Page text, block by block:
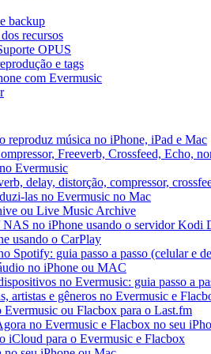
backup
recursos
OPUS
e tags
com Evermusic
reproduz música no iPhone, iPad e Mac
Freeverb, Crossfeed, Echo,
Evermusic
delay, distorção, compressor,
las no Evermusic no Mac
ou Live Music Archive
no iPhone usando o servidor Kodi
usando o CarPlay
Spotify: guia passo a passo (celular e
no iPhone ou MAC
no Evermusic: guia passo a
artistas e gêneros no Evermusic e
ou Flacbox para o Last.fm
no Evermusic e Flacbox no seu
iCloud para o Evermusic e Flacbox